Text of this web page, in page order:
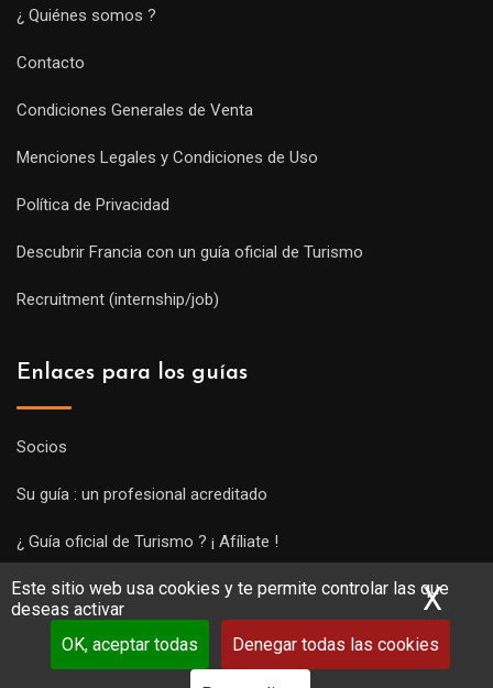
Este sitio web usa cookies y te permite controlar las que
deseas activar
OK, aceptar todas
Denegar todas las cookies
X
¿ Quiénes somos ?
Contacto
Condiciones Generales de Venta
Menciones Legales y Condiciones de Uso
Política de Privacidad
Descubrir Francia con un guía oficial de Turismo
Recruitment (internship/job)
Enlaces para los guías
Socios
Su guía : un profesional acreditado
¿ Guía oficial de Turismo ? ¡ Afíliate !
Subir una visita y empezar a trabajar !